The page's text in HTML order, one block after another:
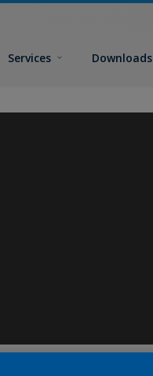
Services Downloads